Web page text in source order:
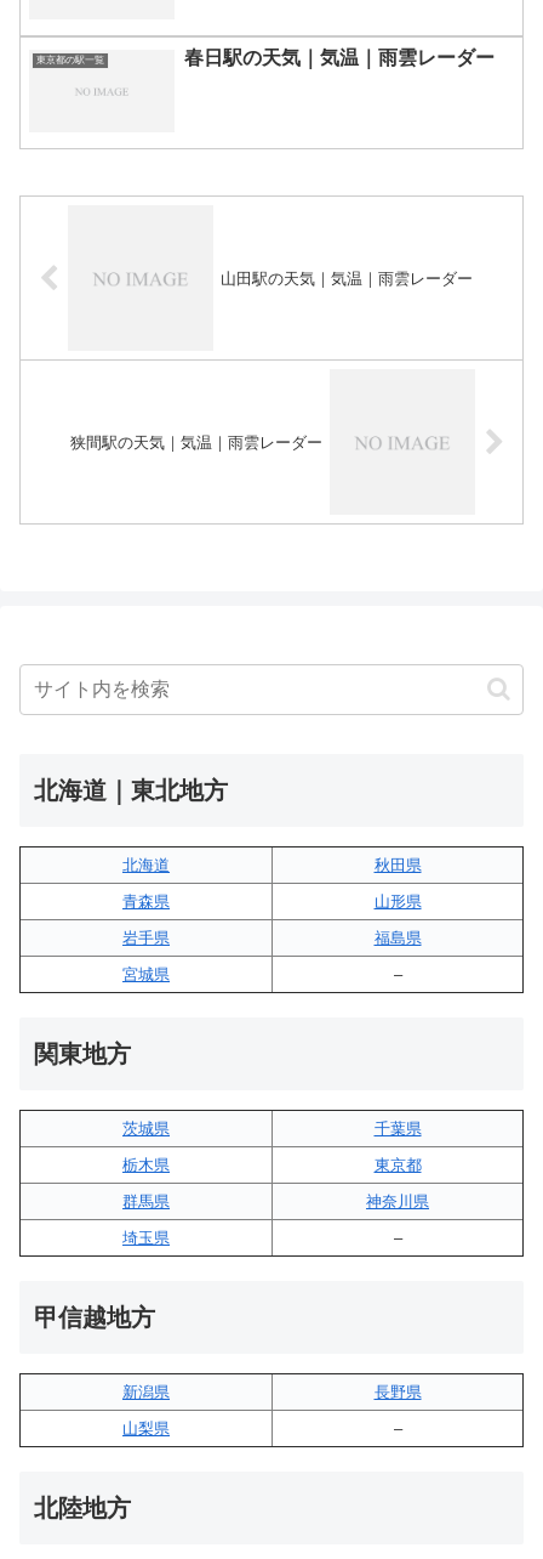
東京都の駅一覧 春日駅の天気｜気温｜雨雲レーダー
山田駅の天気｜気温｜雨雲レーダー
狭間駅の天気｜気温｜雨雲レーダー
北海道｜東北地方
北海道
秋田県
青森県
山形県
岩手県
福島県
宮城県
–
関東地方
茨城県
千葉県
栃木県
東京都
群馬県
神奈川県
埼玉県
–
甲信越地方
新潟県
長野県
山梨県
–
北陸地方